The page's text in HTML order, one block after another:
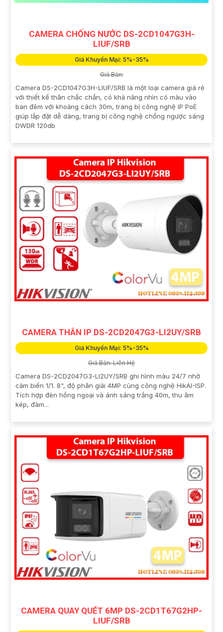
CAMERA CHỐNG NƯỚC DS-2CD1047G3H-
LIUF/SRB
Giá Khuyến Mại: 5%-35%
Giá Bán:
Camera DS-2CD1047G3H-LIUF/SRB là một loại camera giá rẻ
với thiết kế thân chắc chắn, có khả năng nhìn có màu vào
ban đêm với khoảng cách 30m, trang bị công nghệ IP PoE
giúp lắp đặt dễ dàng, trang bị công nghệ chống ngược sáng
DWDR 120db
CAMERA THÂN IP DS-2CD2047G3-LI2UY/SRB
Giá Khuyến Mại: 5%-35%
Giá Bán: Liên Hệ
Camera DS-2CD2047G3-LI2UY/SRB ghi hình màu 24/7 nhờ
cảm biến 1/1. 8", độ phân giải 4MP cùng công nghệ HikAI-ISP.
Tích hợp đèn hồng ngoại và ánh sáng trắng 40m, thu âm
kép, đàm...
CAMERA QUAY QUÉT 6MP DS-2CD1T67G2HP-
LIUF/SRB